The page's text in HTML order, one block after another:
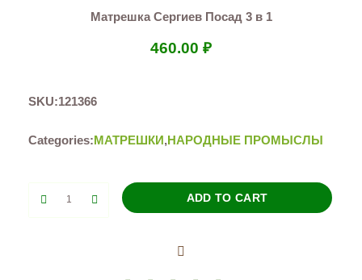
Матрешка Сергиев Посад 3 в 1
460.00 ₽
SKU:121366
Categories:МАТРЕШКИ,НАРОДНЫЕ ПРОМЫСЛЫ
ADD TO CART